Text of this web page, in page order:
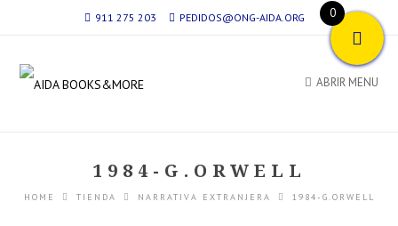
911 275 203 PEDIDOS@ONG-AIDA.ORG
ABRIR MENU
1984-G.ORWELL
HOME TIENDA NARRATIVA EXTRANJERA 1984-G.ORWELL
0